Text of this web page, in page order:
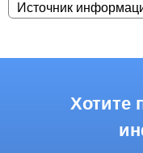
Источник
Хотите